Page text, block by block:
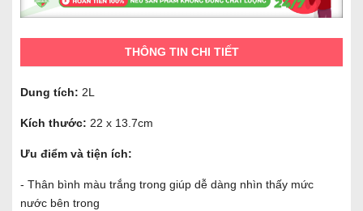
THÔNG TIN CHI TIẾT
Dung tích: 2L
Kích thước: 22 x 13.7cm
Ưu điểm và tiện ích:
- Thân bình màu trắng trong giúp dễ dàng nhìn thấy mức
nước bên trong